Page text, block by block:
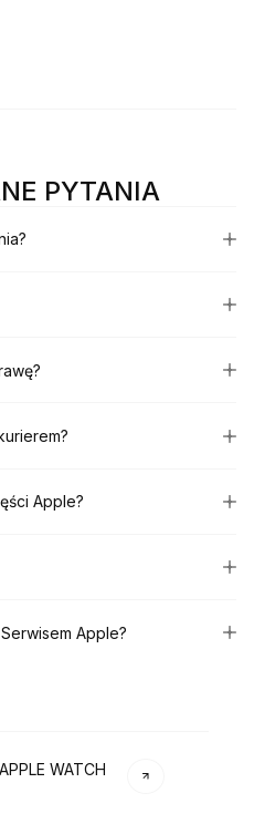
PYTANIA
Apple?
Apple?
WATCH